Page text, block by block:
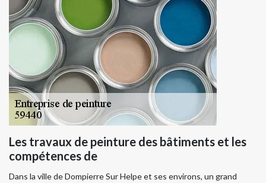
Les travaux de peinture des bâtiments et les
compétences de
Dans la ville de Dompierre Sur Helpe et ses environs, un grand